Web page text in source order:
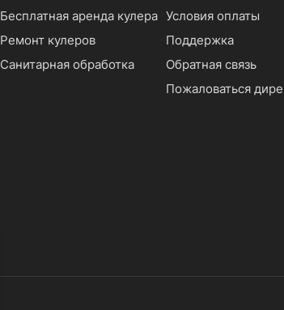
Бесплатная аренда кулера
Ремонт кулеров
Санитарная обработка
Условия оплаты
Поддержка
Обратная связь
Пожаловаться